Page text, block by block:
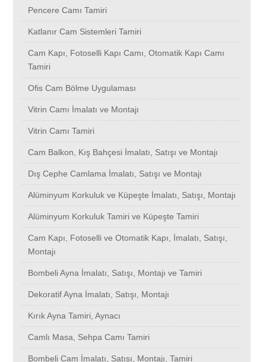
Katlanır Cam Sistemleri Tamiri
Cam Kapı, Fotoselli Kapı Camı, Otomatik Kapı Camı Tamiri
Ofis Cam Bölme Uygulaması
Vitrin Camı İmalatı ve Montajı
Vitrin Camı Tamiri
Cam Balkon, Kış Bahçesi İmalatı, Satışı ve Montajı
Dış Cephe Camlama İmalatı, Satışı ve Montajı
Alüminyum Korkuluk ve Küpeşte İmalatı, Satışı, Montajı
Alüminyum Korkuluk Tamiri ve Küpeşte Tamiri
Cam Kapı, Fotoselli ve Otomatik Kapı, İmalatı, Satışı, Montajı
Arnavutköy
Ataşehir
Avcılar
Ataköy
Bağcılar
Beykoz
Bahçelievler
Bahçeşehir
Bakırköy
Başakşehir
Alüminyum Doğrama
Arnavutköy
Ataşehir
Avcılar
Ataköy
Bakırköy
Bağcılar
Beykoz
Bahçelievler
Bahçeşehir
Dış Cephe Sistemleri
Arnavutköy
Ataşehir
Avcılar
Ataköy
Bağcılar
Beykoz
Bahçelievler
Bahçeşehir
Küpeşte
Sancaktepe
Beşyol
Doğancılar
Eviza Konutları
Sancaktepe
Beşyüzevler
Dumlupınar
Cam Balkon
Halkalı
Kadıköy
Zekeriyaköy
Tarabya
Kayaşehir
Cam Filmi
Ispartakule
Kazasker
İstoç
Kabataş
Duşakabin
Arnavutköy
Sinanoba
Acıbadem
Aksaray
Fotoselli Kapı
Arnavutköy
Ataköy
Bağcılar
Sineklik
Davutpaşa
Denizköşkler
Pimapen
Arnavutköy
Otomatik Kepenk
Pencere Camı Tamiri
Katlanır Cam Sistemleri Tamiri
Cam Kapı, Fotoselli Kapı Camı, Otomatik Kapı Camı
Tamiri
Ofis Cam Bölme Uygulaması
Vitrin Camı İmalatı ve Montajı
Vitrin Camı Tamiri
Cam Balkon, Kış Bahçesi İmalatı, Satışı ve Montajı
Dış Cephe Camlama İmalatı, Satışı ve Montajı
Alüminyum Korkuluk ve Küpeşte İmalatı, Satışı, Montajı
Alüminyum Korkuluk Tamiri ve Küpeşte Tamiri
Cam Kapı, Fotoselli ve Otomatik Kapı, İmalatı, Satışı,
Montajı
Bombeli Ayna İmalatı, Satışı, Montajı ve Tamiri
Dekoratif Ayna İmalatı, Satışı, Montajı
Kırık Ayna Tamiri, Aynacı
Camlı Masa, Sehpa Camı Tamiri
Bombeli Cam İmalatı, Satışı, Montajı, Tamiri